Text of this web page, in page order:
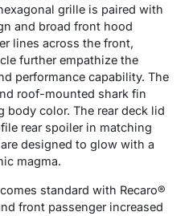
grille is paired with
and broad front hood
lines across the front,
further empathize the
performance capability. The
roof-mounted shark fin
body color. The rear deck lid
rear spoiler in matching
designed to glow with a
magma.
standard with Recaro®
front passenger increased